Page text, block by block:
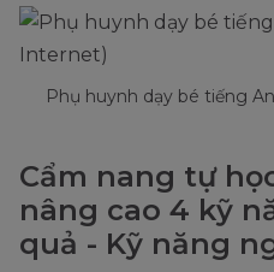
Phụ huynh dạy bé tiếng
Cẩm nang tự
nâng cao 4 kỹ
quả - Kỹ năng